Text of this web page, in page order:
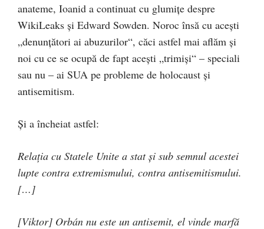
anateme, Ioanid a continuat cu glumițe despre
WikiLeaks și Edward Sowden. Noroc însă cu acești
„denunțători ai abuzurilor“, căci astfel mai aflăm și
noi cu ce se ocupă de fapt acești „trimiși“ – speciali
sau nu – ai SUA pe probleme de holocaust și
antisemitism.
Și a încheiat astfel:
Relația cu Statele Unite a stat și sub semnul acestei
lupte contra extremismului, contra antisemitismului.
[…]
[Viktor] Orbán nu este un antisemit, el vinde marfă